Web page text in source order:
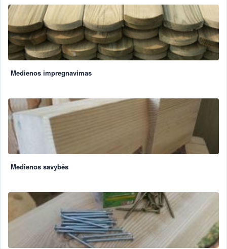
Medienos impregnavimas
Medienos savybės